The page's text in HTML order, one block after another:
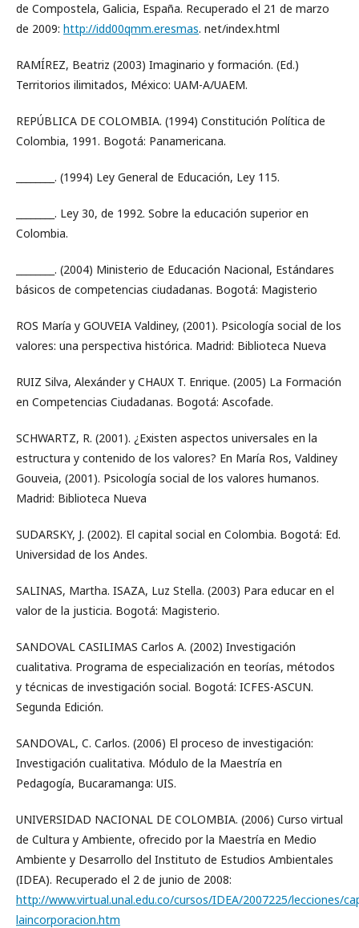
de Compostela, Galicia, España. Recuperado el 21 de marzo
de 2009: http://idd00qmm.eresmas. net/index.html
RAMÍREZ, Beatriz (2003) Imaginario y formación. (Ed.)
Territorios ilimitados, México: UAM-A/UAEM.
REPÚBLICA DE COLOMBIA. (1994) Constitución Política de
Colombia, 1991. Bogotá: Panamericana.
________. (1994) Ley General de Educación, Ley 115.
________. Ley 30, de 1992. Sobre la educación superior en
Colombia.
________. (2004) Ministerio de Educación Nacional, Estándares
básicos de competencias ciudadanas. Bogotá: Magisterio
ROS María y GOUVEIA Valdiney, (2001). Psicología social de los
valores: una perspectiva histórica. Madrid: Biblioteca Nueva
RUIZ Silva, Alexánder y CHAUX T. Enrique. (2005) La Formación
en Competencias Ciudadanas. Bogotá: Ascofade.
SCHWARTZ, R. (2001). ¿Existen aspectos universales en la
estructura y contenido de los valores? En María Ros, Valdiney
Gouveia, (2001). Psicología social de los valores humanos.
Madrid: Biblioteca Nueva
SUDARSKY, J. (2002). El capital social en Colombia. Bogotá: Ed.
Universidad de los Andes.
SALINAS, Martha. ISAZA, Luz Stella. (2003) Para educar en el
valor de la justicia. Bogotá: Magisterio.
SANDOVAL CASILIMAS Carlos A. (2002) Investigación
cualitativa. Programa de especialización en teorías, métodos
y técnicas de investigación social. Bogotá: ICFES-ASCUN.
Segunda Edición.
SANDOVAL, C. Carlos. (2006) El proceso de investigación:
Investigación cualitativa. Módulo de la Maestría en
Pedagogía, Bucaramanga: UIS.
UNIVERSIDAD NACIONAL DE COLOMBIA. (2006) Curso virtual
de Cultura y Ambiente, ofrecido por la Maestría en Medio
Ambiente y Desarrollo del Instituto de Estudios Ambientales
(IDEA). Recuperado el 2 de junio de 2008:
http://www.virtual.unal.edu.co/cursos/IDEA/2007225/lecciones/
laincorporacion.htm